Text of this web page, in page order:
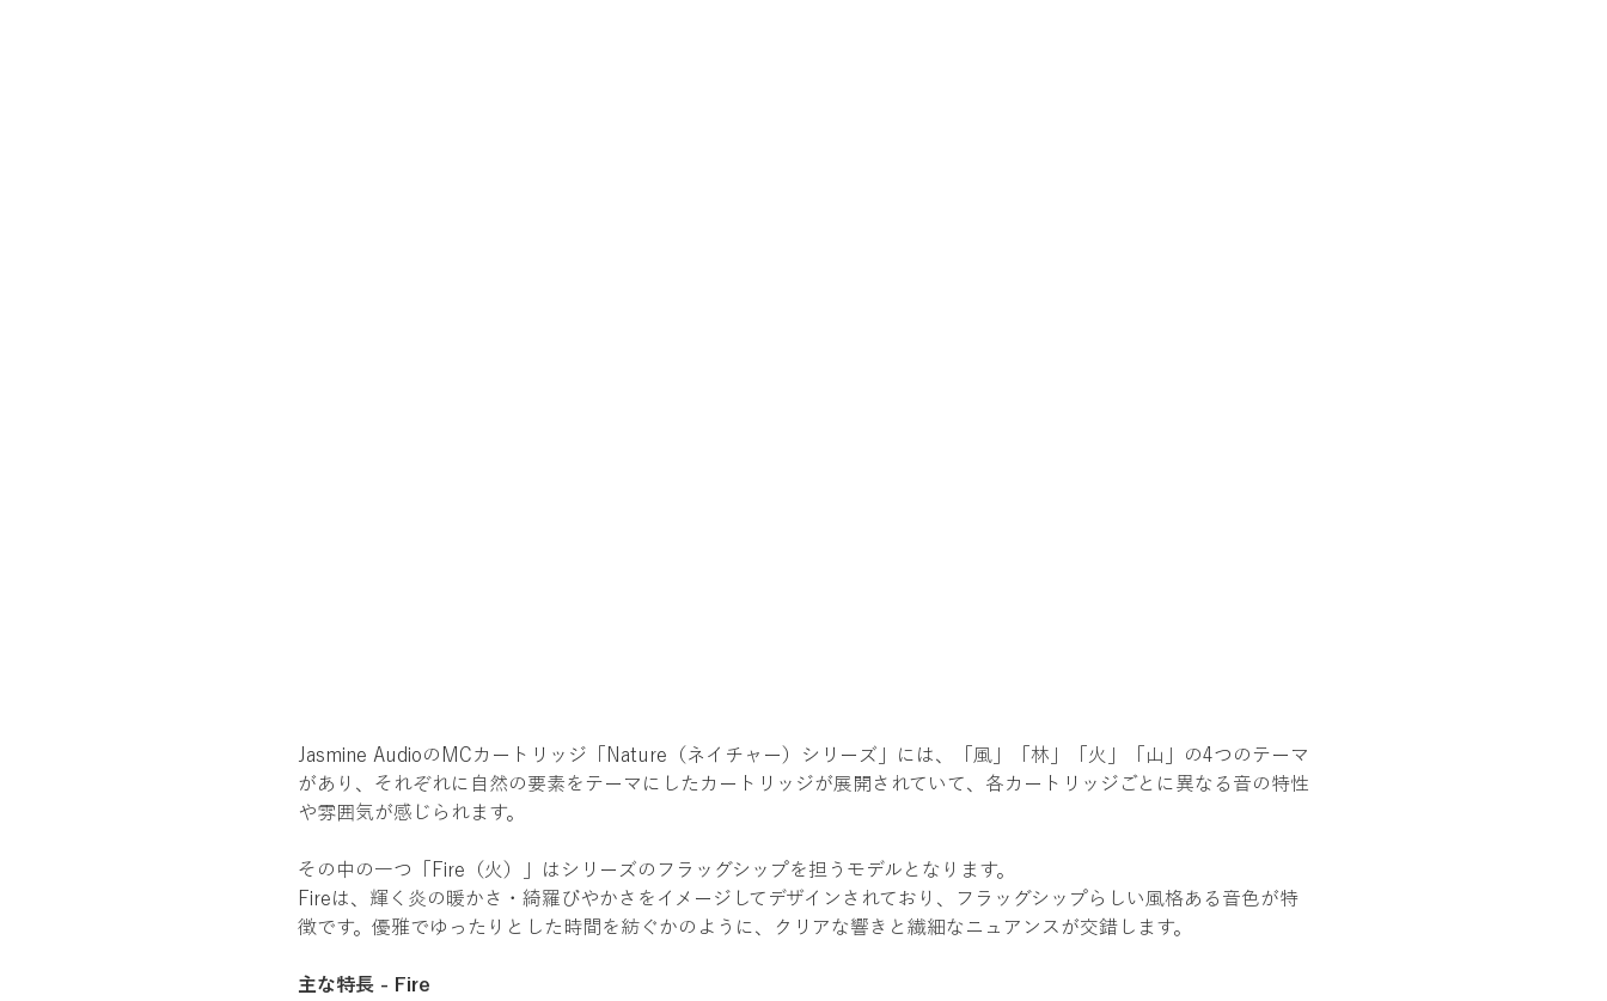
Jasmine AudioのMCカートリッジ「Nature（ネイチャー）シリーズ」には、「風」「林」「火」「山」の4つのテーマ
があり、それぞれに自然の要素をテーマにしたカートリッジが展開されていて、各カートリッジごとに異なる音の特性
や雰囲気が感じられます。
その中の一つ「Fire（火）」はシリーズのフラッグシップを担うモデルとなります。
Fireは、輝く炎の暖かさ・綺羅びやかさをイメージしてデザインされており、フラッグシップらしい風格ある音色が特
徴です。優雅でゆったりとした時間を紡ぐかのように、クリアな響きと繊細なニュアンスが交錯します。
主な特長 - Fire